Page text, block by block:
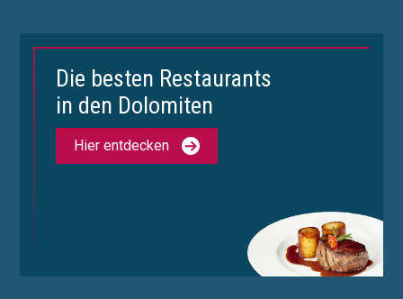
Die besten Restaurants
in den Dolomiten
Hier entdecken